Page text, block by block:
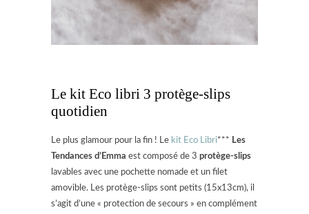
Le kit Eco libri 3 protège-slips
quotidien
Le plus glamour pour la fin ! Le kit Eco Libri*** Les
Tendances d’Emma est composé de 3 protège-slips
lavables avec une pochette nomade et un filet
amovible. Les protège-slips sont petits (15x13cm), il
s’agit d’une « protection de secours » en complément